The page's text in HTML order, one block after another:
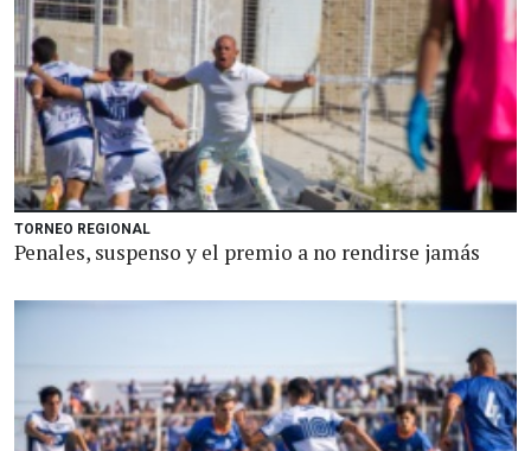
TORNEO REGIONAL
Penales, suspenso y el premio a no rendirse jamás